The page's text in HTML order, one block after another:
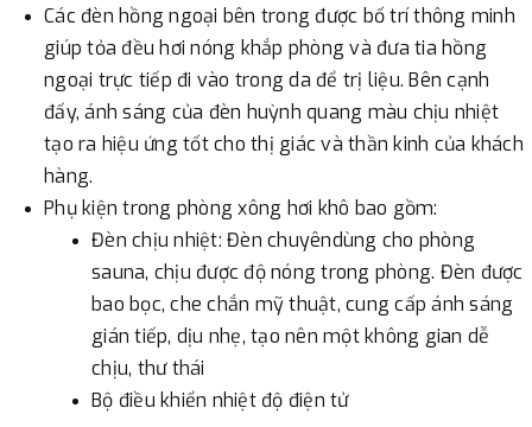
Các đèn hồng ngoại bên trong được bố trí thông minh
giúp tỏa đều hơi nóng khắp phòng và đưa tia hồng
ngoại trực tiếp đi vào trong da để trị liệu. Bên cạnh
đấy, ánh sáng của đèn huỳnh quang màu chịu nhiệt
tạo ra hiệu ứng tốt cho thị giác và thần kinh của khách
hàng.
Phụ kiện trong phòng xông hơi khô bao gồm:
Đèn chịu nhiệt: Đèn chuyêndùng cho phòng
sauna, chịu được độ nóng trong phòng. Đèn được
bao bọc, che chắn mỹ thuật, cung cấp ánh sáng
gián tiếp, dịu nhẹ, tạo nên một không gian dễ
chịu, thư thái
Bộ điều khiển nhiệt độ điện tử